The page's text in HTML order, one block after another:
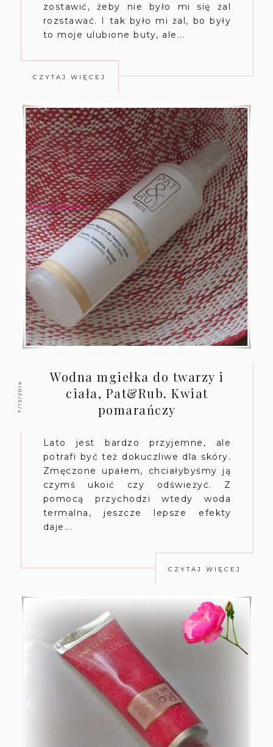
zostawić, żeby nie było mi się żal
rozstawać. I tak było mi żal, bo były
to moje ulubione buty, ale...
CZYTAJ WIĘCEJ
7/12/2014
Wodna mgiełka do twarzy i
ciała, Pat&Rub. Kwiat
pomarańczy
Lato jest bardzo przyjemne, ale
potrafi być też dokuczliwe dla skóry.
Zmęczone upałem, chciałybyśmy ją
czymś ukoić czy odświeżyć. Z
pomocą przychodzi wtedy woda
termalna, jeszcze lepsze efekty
daje...
CZYTAJ WIĘCEJ